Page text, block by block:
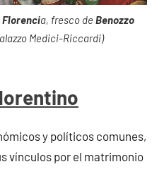
Florencia, fresco deBenozzo
Medici-Riccardi)
y políticos comunes,
vínculos por el matrimonio